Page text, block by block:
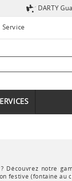
DARTY
Service
Découvrez notre
festive (fontaine au